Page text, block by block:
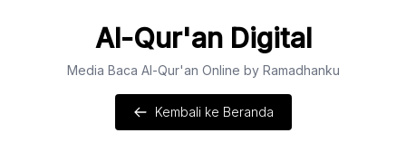
Al-Qur'an Digital
Media Baca Al-Qur'an Online by Ramadhanku
Kembali ke Beranda